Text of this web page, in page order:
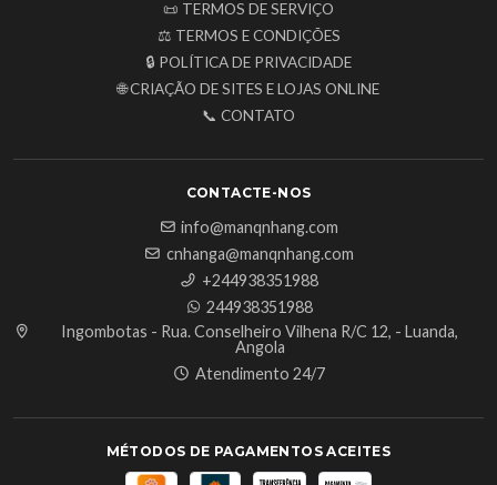
📜 TERMOS DE SERVIÇO
⚖️ TERMOS E CONDIÇÕES
🔒 POLÍTICA DE PRIVACIDADE
🌐 CRIAÇÃO DE SITES E LOJAS ONLINE
📞 CONTATO
CONTACTE-NOS
info@manqnhang.com
cnhanga@manqnhang.com
+244938351988
244938351988
Ingombotas - Rua. Conselheiro Vilhena R/C 12, - Luanda,
Angola
Atendimento 24/7
MÉTODOS DE PAGAMENTOS ACEITES